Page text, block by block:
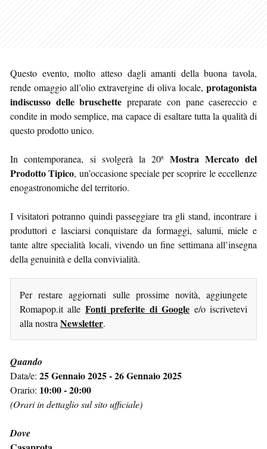
Questo evento, molto atteso dagli amanti della buona tavola,
rende omaggio all’olio extravergine di oliva locale, protagonista
indiscusso delle bruschette preparate con pane casereccio e
condite in modo semplice, ma capace di esaltare tutta la qualità di
questo prodotto unico.
In contemporanea, si svolgerà la 20ª Mostra Mercato del
Prodotto Tipico, un’occasione speciale per scoprire le eccellenze
enogastronomiche del territorio.
I visitatori potranno quindi passeggiare tra gli stand, incontrare i
produttori e lasciarsi conquistare da formaggi, salumi, miele e
tante altre specialità locali, vivendo un fine settimana all’insegna
della genuinità e della convivialità.
Per restare aggiornati sulle prossime novità, aggiungete
Romapop.it alle Fonti preferite di Google e/o iscrivetevi
alla nostra Newsletter.
Quando
Data/e: 25 Gennaio 2025 - 26 Gennaio 2025
Orario: 10:00 - 20:00
(Orari in dettaglio sul sito ufficiale)
Dove